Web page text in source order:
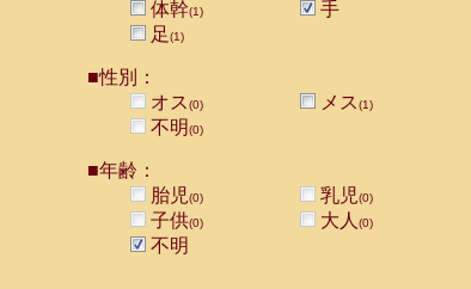
体幹(1)
手
足(1)
■性別：
オス(0) メス(1)
不明(0)
■年齢：
胎児(0) 乳児(0)
子供(0) 大人 (0)
不明